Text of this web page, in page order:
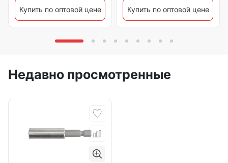
Купить по оптовой цене Купить по оптовой цене
Недавно просмотренные